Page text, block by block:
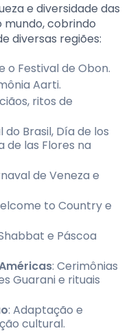
e diversidade das
cobrindo
diversas regiões:
o Festival de Obon.
Aarti.
ritos de
do Brasil, Día de los
de las Flores na
de Veneza e
to Country e
e Páscoa
: Cerimônias
Guarani e rituais
: Adaptação e
cultural.